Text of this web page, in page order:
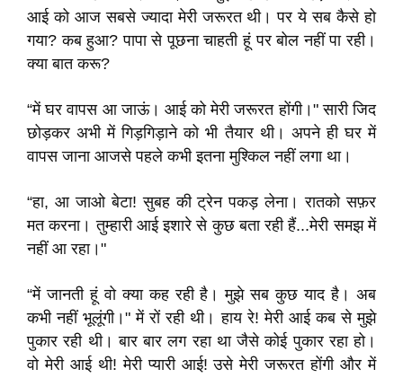
आई को आज सबसे ज्यादा मेरी जरूरत थी। पर ये सब कैसे हो
गया? कब हुआ? पापा से पूछना चाहती हूं पर बोल नहीं पा रही।
क्या बात करू?
“में घर वापस आ जाऊं। आई को मेरी जरूरत होंगी।" सारी जिद
छोड़कर अभी में गिड़गिड़ाने को भी तैयार थी। अपने ही घर में
वापस जाना आजसे पहले कभी इतना मुश्किल नहीं लगा था।
“हा, आ जाओ बेटा! सुबह की ट्रेन पकड़ लेना। रातको सफ़र
मत करना। तुम्हारी आई इशारे से कुछ बता रही हैं...मेरी समझ में
नहीं आ रहा।"
“में जानती हूं वो क्या कह रही है। मुझे सब कुछ याद है। अब
कभी नहीं भूलूंगी।" में रों रही थी। हाय रे! मेरी आई कब से मुझे
पुकार रही थी। बार बार लग रहा था जैसे कोई पुकार रहा हो।
वो मेरी आई थी! मेरी प्यारी आई! उसे मेरी जरूरत होंगी और में